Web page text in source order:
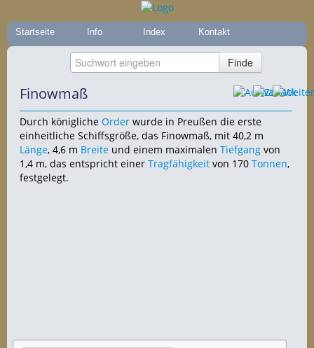
Startseite Info Index Kontakt
Finowmaß
Durch königliche Order wurde in Preußen die erste
einheitliche Schiffsgröße, das Finowmaß, mit 40,2 m
Länge, 4,6 m Breite und einem maximalen Tiefgang von
1,4 m, das entspricht einer Tragfähigkeit von 170 Tonnen,
festgelegt.